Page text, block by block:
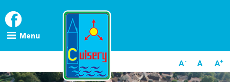
to
content
A- A A+
Menu